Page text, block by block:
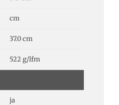
cm
37.0 cm
522 g/lfm
ja